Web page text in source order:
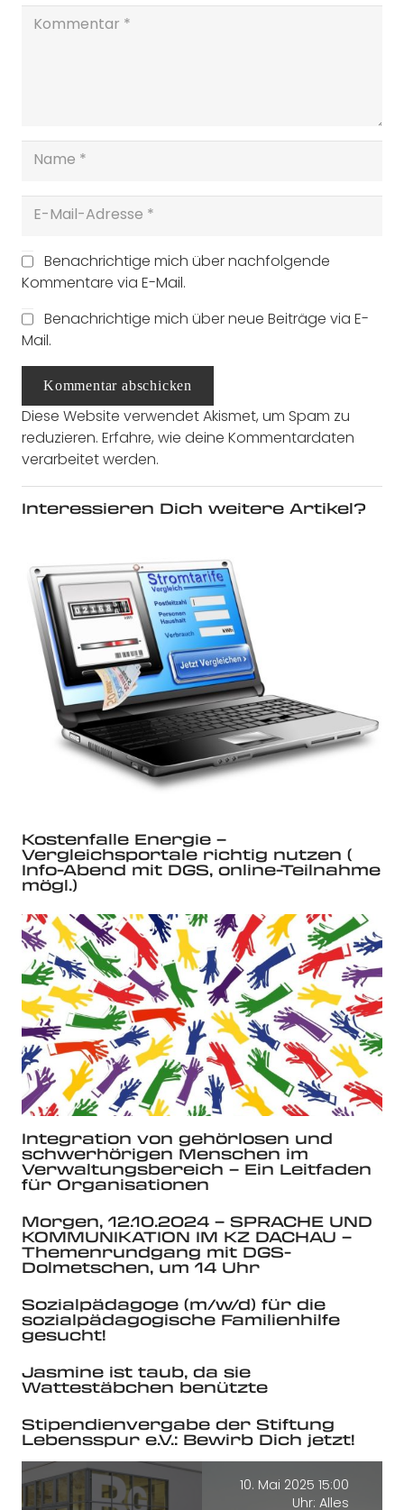
Benachrichtige mich über nachfolgende
Kommentare via E-Mail.
Benachrichtige mich über neue Beiträge via E-
Mail.
Kommentar abschicken
Diese Website verwendet Akismet, um Spam zu
reduzieren. Erfahre, wie deine Kommentardaten
verarbeitet werden.
Interessieren Dich weitere Artikel?
Kostenfalle Energie –
Vergleichsportale richtig nutzen (
Info-Abend mit DGS, online-Teilnahme
mögl.)
Integration von gehörlosen und
schwerhörigen Menschen im
Verwaltungsbereich – Ein Leitfaden
für Organisationen
Morgen, 12.10.2024 – SPRACHE UND
KOMMUNIKATION IM KZ DACHAU –
Themenrundgang mit DGS-
Dolmetschen, um 14 Uhr
Sozialpädagoge (m/w/d) für die
sozialpädagogische Familienhilfe
gesucht!
Jasmine ist taub, da sie
Wattestäbchen benützte
Stipendienvergabe der Stiftung
Lebensspur e.V.: Bewirb Dich jetzt!
10. Mai 2025 15:00
Uhr: Alles